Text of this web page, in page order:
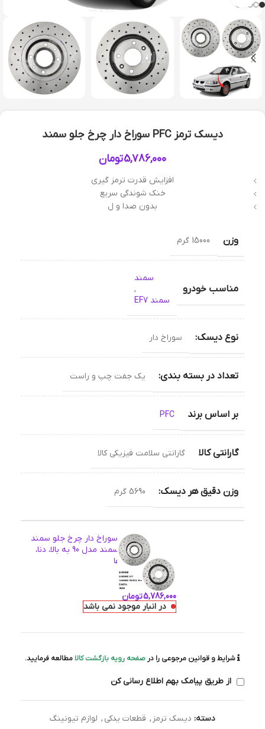
دیسک ترمز PFC سوراخ دار چرخ جلو سمند
5,786,000تومان
افزایش قدرت ترمز گیری
خنک شوندگی سریع
بدون صدا و ل
وزن 15000 گرم
مناسب خودرو
سمند
,
سمند EF7
نوع دیسک: سوراخ دار
تعداد در بسته بندی: یک جفت چپ و راست
بر اساس برند PFC
گارانتی کالا گارانتی سلامت فیزیکی کالا
وزن دقیق هر دیسک: 5690 گرم
دیسک ترمز PFC سوراخ دار چرخ جلو سمند
ملی، سمند EF7، سمند مدل 90 به بالا، دنا،
زانتیا همه مدل ها
اطلاعات بیشتر
5,786,000تومان
در انبار موجود نمی باشد
شرایط و قوانین مرجوعی را درصفحه رویه بازگشت کالامطالعه فرمایید.
از طریق پیامک بهم اطلاع رسانی کن
دسته: دیسک ترمز , قطعات یدکی , لوازم تیونینگ